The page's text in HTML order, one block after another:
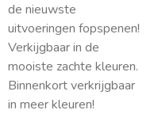
de nieuwste
uitvoeringen fopspenen!
Verkijgbaar in de
mooiste zachte kleuren.
Binnenkort verkrijgbaar
in meer kleuren!